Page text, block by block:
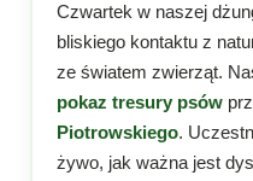
Czwartek w naszej
bliskiego kontaktu z
ze światem zwierząt.
pokaz tresury psów
Piotrowskiego.
żywo, jak ważna jest